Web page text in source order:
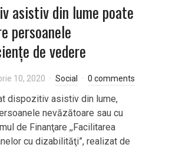
asistiv din lume poate
persoanele
de vedere
10, 2020 Social 0 comments
dispozitiv asistiv din lume,
nevăzătoare sau cu
de Finanţare ,,Facilitarea
cu dizabilităţi”, realizat de